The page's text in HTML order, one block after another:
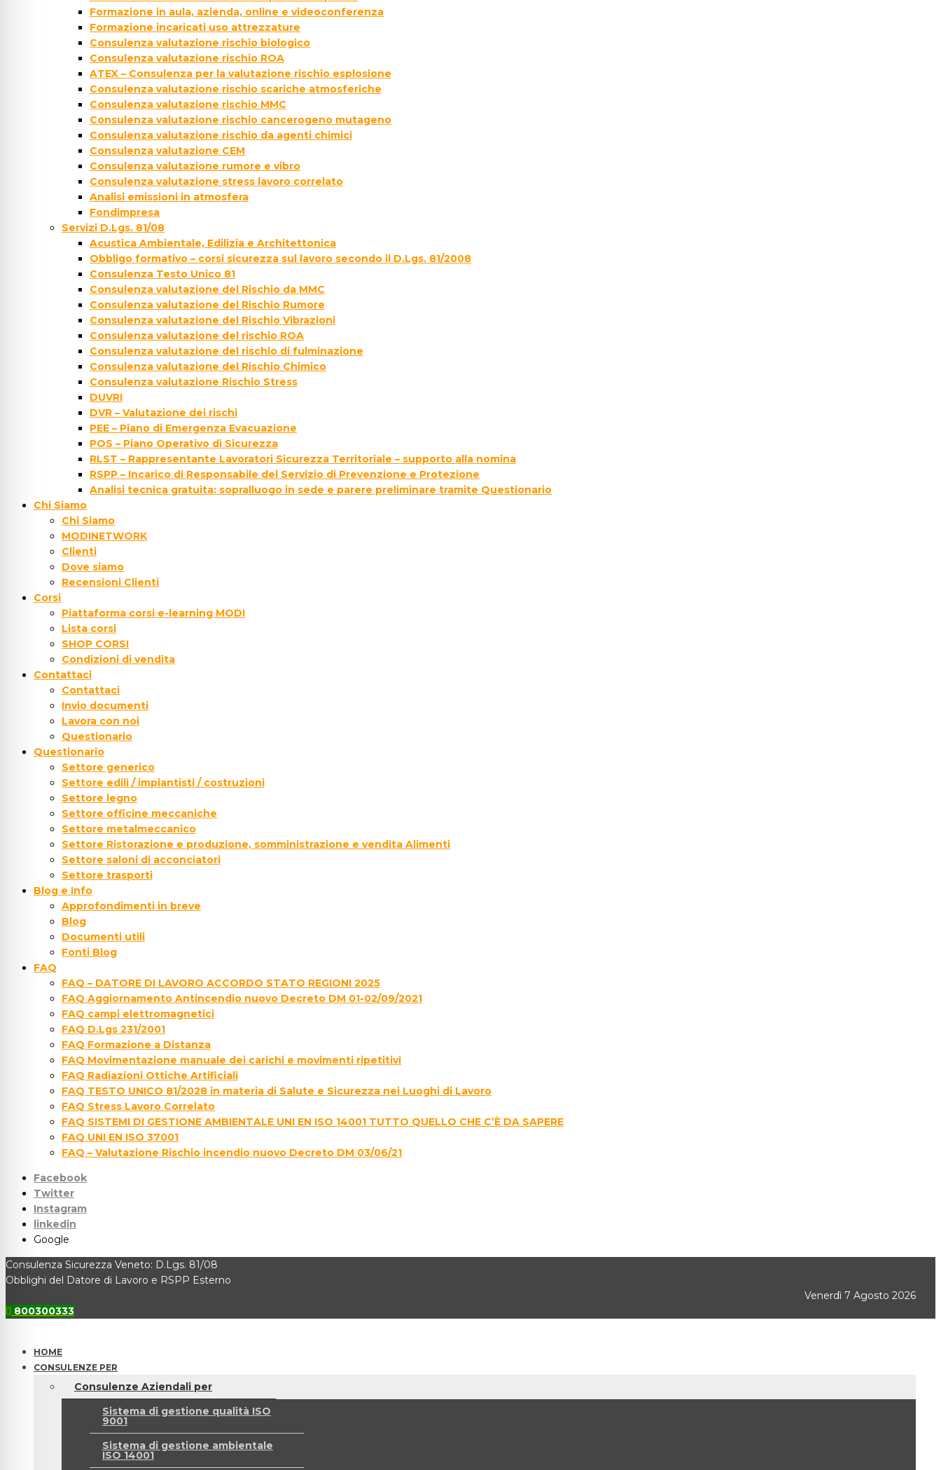
Formazione in aula, azienda, online e videoconferenza
Formazione incaricati uso attrezzature
Consulenza valutazione rischio biologico
Consulenza valutazione rischio ROA
ATEX – Consulenza per la valutazione rischio esplosione
Consulenza valutazione rischio scariche atmosferiche
Consulenza valutazione rischio MMC
Consulenza valutazione rischio cancerogeno mutageno
Consulenza valutazione rischio da agenti chimici
Consulenza valutazione CEM
Consulenza valutazione rumore e vibro
Consulenza valutazione stress lavoro correlato
Analisi emissioni in atmosfera
Fondimpresa
Servizi D.Lgs. 81/08
Acustica Ambientale, Edilizia e Architettonica
Obbligo formativo – corsi sicurezza sul lavoro secondo il D.Lgs. 81/2008
Consulenza Testo Unico 81
Consulenza valutazione del Rischio da MMC
Consulenza valutazione del Rischio Rumore
Consulenza valutazione del Rischio Vibrazioni
Consulenza valutazione del rischio ROA
Consulenza valutazione del rischio di fulminazione
Consulenza valutazione del Rischio Chimico
Consulenza valutazione Rischio Stress
DUVRI
DVR – Valutazione dei rischi
PEE – Piano di Emergenza Evacuazione
POS – Piano Operativo di Sicurezza
RLST – Rappresentante Lavoratori Sicurezza Territoriale – supporto alla nomina
RSPP – Incarico di Responsabile del Servizio di Prevenzione e Protezione
Analisi tecnica gratuita: sopralluogo in sede e parere preliminare tramite Questionario
Chi Siamo
Chi Siamo
MODINETWORK
Clienti
Dove siamo
Recensioni Clienti
Corsi
Piattaforma corsi e-learning MODI
Lista corsi
SHOP CORSI
Condizioni di vendita
Contattaci
Contattaci
Invio documenti
Lavora con noi
Questionario
Questionario
Settore generico
Settore edili / impiantisti / costruzioni
Settore legno
Settore officine meccaniche
Settore metalmeccanico
Settore Ristorazione e produzione, somministrazione e vendita Alimenti
Settore saloni di acconciatori
Settore trasporti
Blog e Info
Approfondimenti in breve
Blog
Documenti utili
Fonti Blog
FAQ
FAQ – DATORE DI LAVORO ACCORDO STATO REGIONI 2025
FAQ Aggiornamento Antincendio nuovo Decreto DM 01-02/09/2021
FAQ campi elettromagnetici
FAQ D.Lgs 231/2001
FAQ Formazione a Distanza
FAQ Movimentazione manuale dei carichi e movimenti ripetitivi
FAQ Radiazioni Ottiche Artificiali
FAQ TESTO UNICO 81/2028 in materia di Salute e Sicurezza nei Luoghi di Lavoro
FAQ Stress Lavoro Correlato
FAQ SISTEMI DI GESTIONE AMBIENTALE UNI EN ISO 14001 TUTTO QUELLO CHE C’È DA SAPERE
FAQ UNI EN ISO 37001
FAQ – Valutazione Rischio incendio nuovo Decreto DM 03/06/21
Facebook
Twitter
Instagram
linkedin
Google
Consulenza Sicurezza Veneto: D.Lgs. 81/08
Obblighi del Datore di Lavoro e RSPP Esterno
Venerdì 7 Agosto 2026
800300333
HOME
CONSULENZE PER
Consulenze Aziendali per
Sistema di gestione qualità ISO
9001
Sistema di gestione ambientale
ISO 14001